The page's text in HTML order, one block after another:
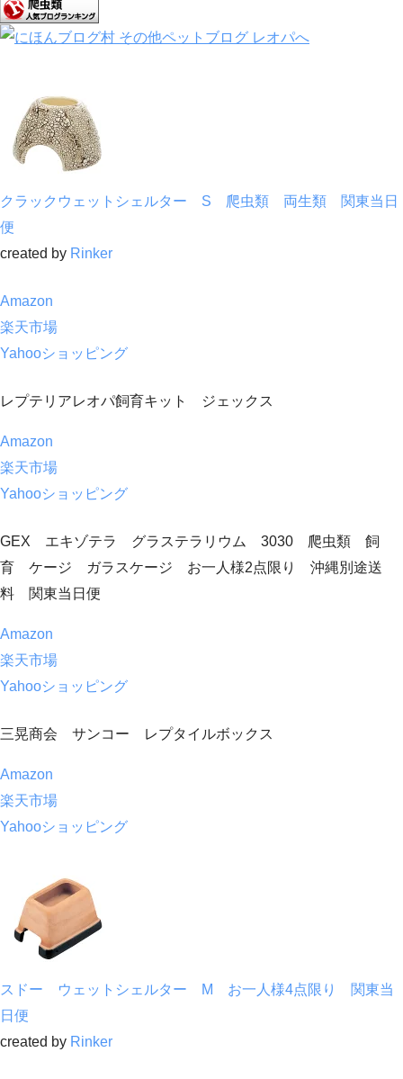
クラックウェットシェルター S 爬虫類 両生類 関東当日
便
created by Rinker
Amazon
楽天市場
Yahooショッピング
レプテリアレオパ飼育キット ジェックス
Amazon
楽天市場
Yahooショッピング
GEX エキゾテラ グラステラリウム 3030 爬虫類 飼
育 ケージ ガラスケージ お一人様2点限り 沖縄別途送
料 関東当日便
Amazon
楽天市場
Yahooショッピング
三晃商会 サンコー レプタイルボックス
Amazon
楽天市場
Yahooショッピング
スドー ウェットシェルター M お一人様4点限り 関東当
日便
created by Rinker